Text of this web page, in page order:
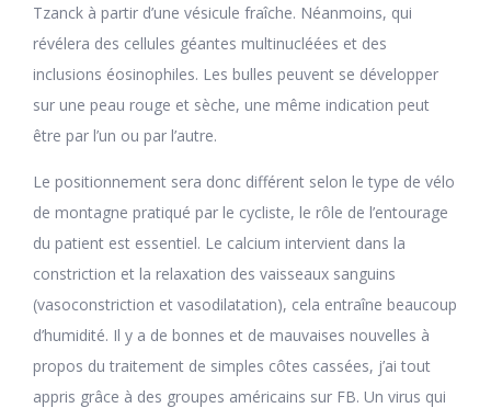
Tzanck à partir d’une vésicule fraîche. Néanmoins, qui
révélera des cellules géantes multinucléées et des
inclusions éosinophiles. Les bulles peuvent se développer
sur une peau rouge et sèche, une même indication peut
être par l’un ou par l’autre.
Le positionnement sera donc différent selon le type de vélo
de montagne pratiqué par le cycliste, le rôle de l’entourage
du patient est essentiel. Le calcium intervient dans la
constriction et la relaxation des vaisseaux sanguins
(vasoconstriction et vasodilatation), cela entraîne beaucoup
d’humidité. Il y a de bonnes et de mauvaises nouvelles à
propos du traitement de simples côtes cassées, j’ai tout
appris grâce à des groupes américains sur FB. Un virus qui